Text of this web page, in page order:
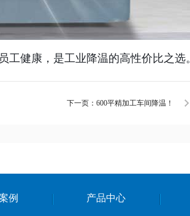
健康，是工业降温的高性价比之选。
下一页：600平精加工车间降温！
例 产品中心